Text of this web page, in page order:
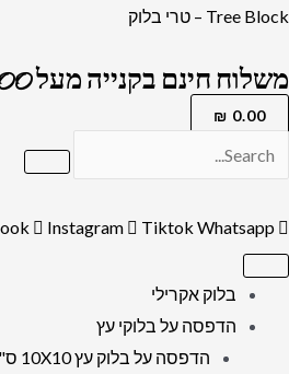
דילוג
Tree Block – טרי בלוק
משלוח חינם בקנייה מעל 500 ש"ח התחייבות לרמה הגבוה בארץ !
0.00
₪
Instagram Tiktok Whatsapp
בלוק אקרילי
הדפסה על בלוקי עץ
הדפסה על בלוק עץ 10X10 ס"מ